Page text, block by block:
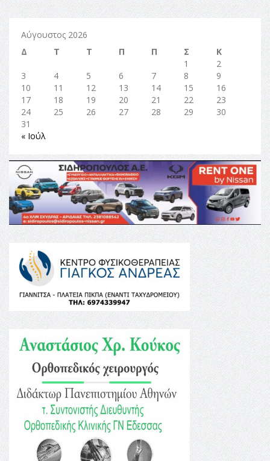
Αύγουστος 2026
Δ
Τ Τ Π Π Σ
Κ
1
2
3
4 5 6 7 8
9
10
11 12 13 14 15
16
17
18 19 20 21 22
23
24
25 26 27 28 29
30
31
« Ιούλ